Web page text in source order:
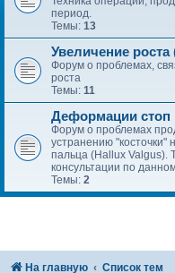
период.
Темы: 13
Увеличение роста
Форум о проблемах,
роста
Темы: 11
Деформации стоп
Форум о проблемах
устранению "косточки"
пальца (Hallux Valgus).
консультации по
Темы: 2
На главную Список тем